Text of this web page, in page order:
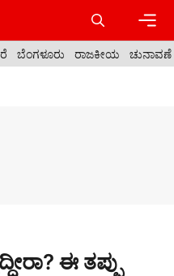
ಬೆಂಗಳೂರು ರಾಜಕೀಯ ಚುನಾವಣೆ
ಈ ತಪ್ಪು